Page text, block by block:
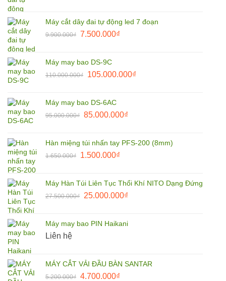
9.900.000₫.là:
8.500.000₫.
Máy cắt dây đai tự động led 7 đoạn
9.900.000₫ Giá
9.900.000₫.
7.500.000₫Giá
7.500.000₫.
Máy may bao DS-9C
110.000.000₫
Giá
110.000.000₫.
105.000.000₫Giá
Máy may bao DS-6AC
95.000.000₫ Giá
95.000.000₫.
85.000.000₫Giá
là:
Hàn miệng túi nhấn tay PFS-200 (8mm)
1.650.000₫
Giá
1.650.000₫.
1.500.000₫Giá
là:
1.500.000₫.
Máy Hàn Túi Liên Tục Thổi Khí NITO Dạng Đứng
27.500.000₫
Giá
27.500.000₫.
25.000.000₫Giá
là:
Máy may bao PIN Haikani
Liên hệ
MÁY CẮT VẢI ĐẦU BÀN SANTAR
5.200.000₫ Giá
4.700.000₫Giá